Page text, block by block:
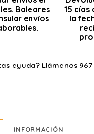
Baleares
envíos
15 días
la
ayuda? Llámanos 967
INFORMACIÓN